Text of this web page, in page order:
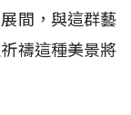
間，與這群藝
禱這種美景將